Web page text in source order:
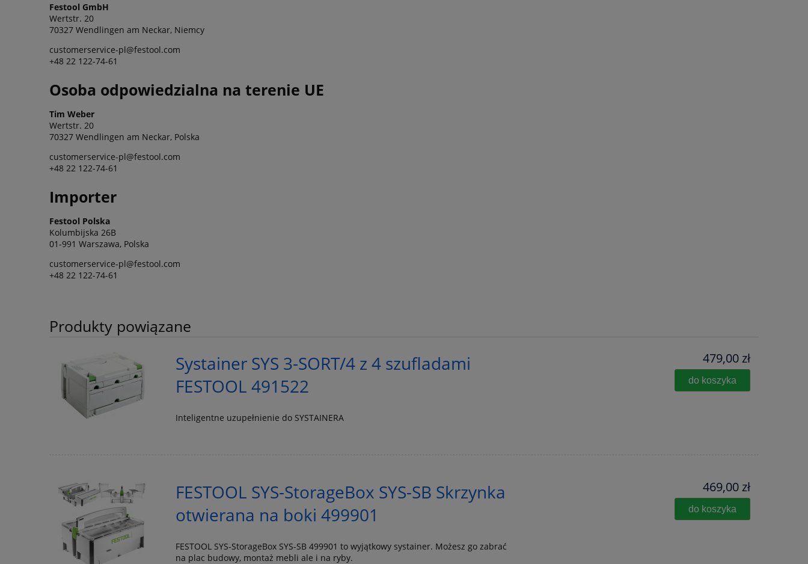
Festool GmbH
Wertstr. 20
70327 Wendlingen am Neckar, Niemcy
customerservice-pl@festool.com
+48 22 122-74-61
Osoba odpowiedzialna na terenie UE
Tim Weber
Wertstr. 20
70327 Wendlingen am Neckar, Polska
customerservice-pl@festool.com
+48 22 122-74-61
Importer
Festool Polska
Kolumbijska 26B
01-991 Warszawa, Polska
customerservice-pl@festool.com
+48 22 122-74-61
Produkty powiązane
Systainer SYS 3-SORT/4 z 4 szufladami
FESTOOL 491522
Inteligentne uzupełnienie do SYSTAINERA
479,00 zł
do koszyka
FESTOOL SYS-StorageBox SYS-SB Skrzynka
otwierana na boki 499901
FESTOOL SYS-StorageBox SYS-SB 499901 to wyjątkowy systainer. Możesz go zabrać
na plac budowy, montaż mebli ale i na ryby.
469,00 zł
do koszyka